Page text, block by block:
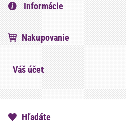
Informácie
Nakupovanie
Váš účet
Hľadáte